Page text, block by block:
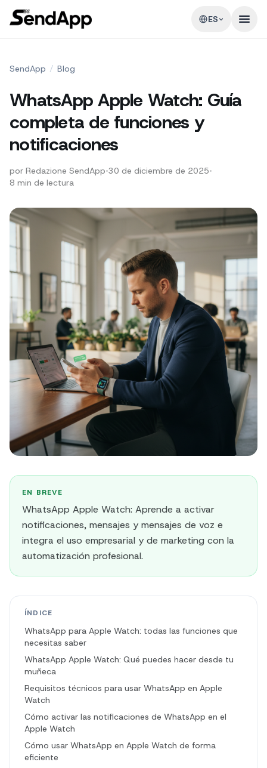
ES
SendApp / Blog
WhatsApp Apple Watch: Guía
completa de funciones y
notificaciones
por Redazione SendApp•30 de diciembre de 2025•
8 min de lectura
EN BREVE
WhatsApp Apple Watch: Aprende a activar
notificaciones, mensajes y mensajes de voz e
integra el uso empresarial y de marketing con la
automatización profesional.
ÍNDICE
WhatsApp para Apple Watch: todas las funciones que
necesitas saber
WhatsApp Apple Watch: Qué puedes hacer desde tu
muñeca
Requisitos técnicos para usar WhatsApp en Apple
Watch
Cómo activar las notificaciones de WhatsApp en el
Apple Watch
Cómo usar WhatsApp en Apple Watch de forma
eficiente